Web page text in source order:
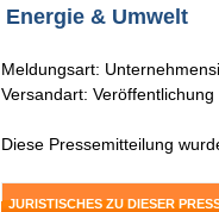
Energie & Umwelt
Meldungsart:
Versandart: Veröffentlichung
Diese Pressemitteilung
JURISTISCHES ZU DIESER